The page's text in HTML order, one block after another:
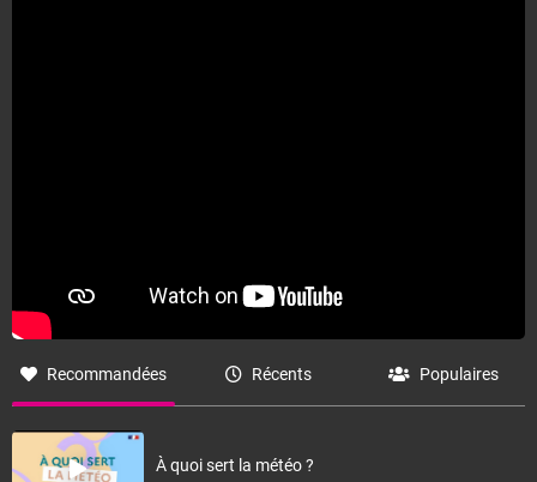
Recommandées Récents Populaires
À quoi sert la météo ?